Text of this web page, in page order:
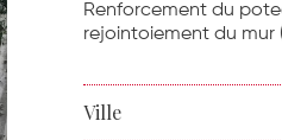
Renforcement du
rejointoiement du mur
Ville